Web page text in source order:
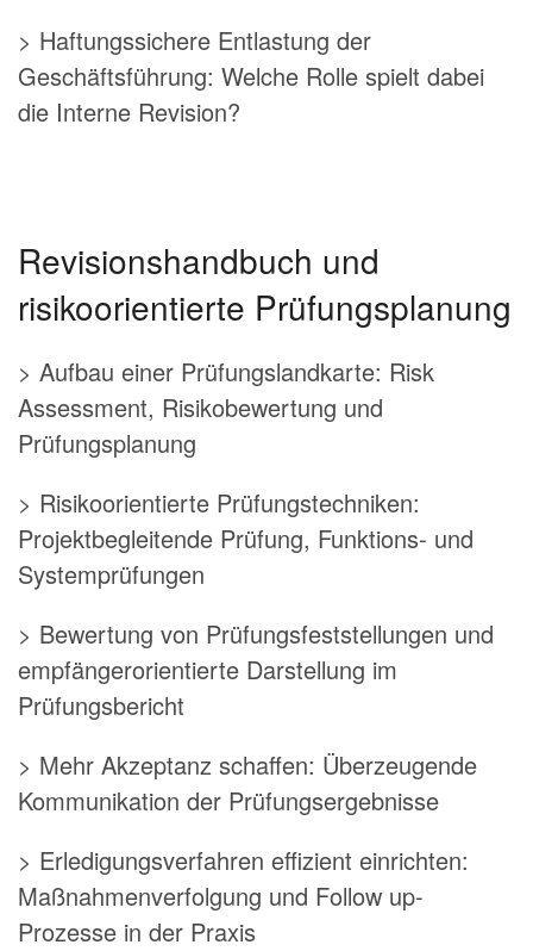
> Haftungssichere Entlastung der
Geschäftsführung: Welche Rolle spielt dabei
die Interne Revision?
Revisionshandbuch und
risikoorientierte Prüfungsplanung
> Aufbau einer Prüfungslandkarte: Risk
Assessment, Risikobewertung und
Prüfungsplanung
> Risikoorientierte Prüfungstechniken:
Projektbegleitende Prüfung, Funktions- und
Systemprüfungen
> Bewertung von Prüfungsfeststellungen und
empfängerorientierte Darstellung im
Prüfungsbericht
> Mehr Akzeptanz schaffen: Überzeugende
Kommunikation der Prüfungsergebnisse
> Erledigungsverfahren effizient einrichten:
Maßnahmenverfolgung und Follow up-
Prozesse in der Praxis